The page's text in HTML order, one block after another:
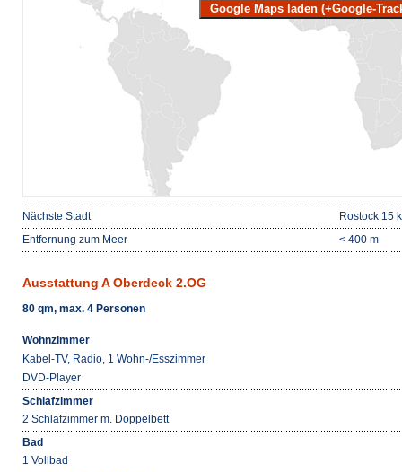
Google Maps laden (+Google-
Nächste Stadt
Rostock 15
Entfernung zum Meer
< 400 m
Ausstattung A Oberdeck 2.OG
80 qm, max. 4 Personen
Wohnzimmer
Kabel-TV, Radio, 1 Wohn-/Esszimmer
DVD-Player
Schlafzimmer
2 Schlafzimmer m. Doppelbett
Bad
1 Vollbad